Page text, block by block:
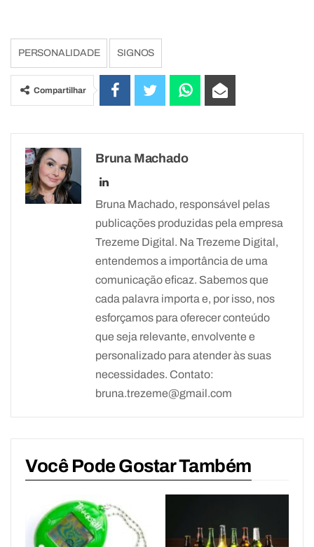
PERSONALIDADE SIGNOS
Compartilhar
Bruna Machado
Bruna Machado, responsável pelas
publicações produzidas pela empresa
Trezeme Digital. Na Trezeme Digital,
entendemos a importância de uma
comunicação eficaz. Sabemos que
cada palavra importa e, por isso, nos
esforçamos para oferecer conteúdo
que seja relevante, envolvente e
personalizado para atender às suas
necessidades. Contato:
bruna.trezeme@gmail.com
Você Pode Gostar Também